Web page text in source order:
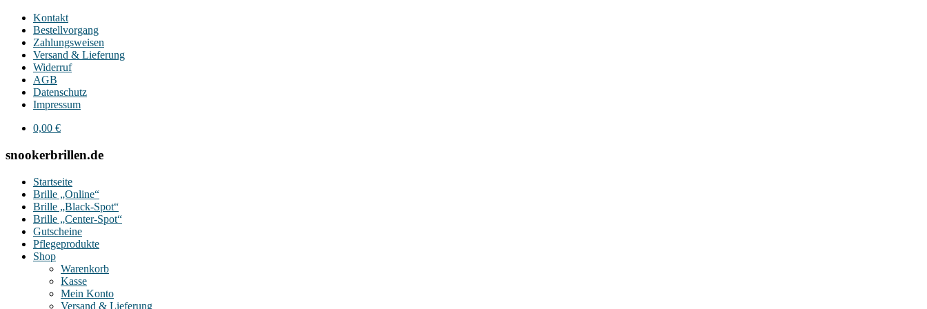
Kontakt
Bestellvorgang
Zahlungsweisen
Versand & Lieferung
Widerruf
AGB
Datenschutz
Impressum
0,00 €
snookerbrillen.de
Startseite
Brille „Online“
Brille „Black-Spot“
Brille „Center-Spot“
Gutscheine
Pflegeprodukte
Shop
Warenkorb
Kasse
Mein Konto
Versand & Lieferung